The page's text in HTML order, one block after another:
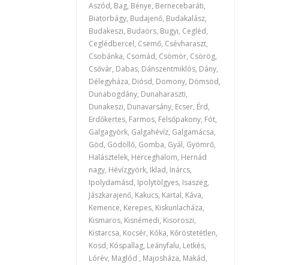
Aszód, Bag, Bénye, Bernecebaráti,
Biatorbágy, Budajenő, Budakalász,
Budakeszi, Budaörs, Bugyi, Cegléd,
Ceglédbercel, Csemő, Csévharaszt,
Csobánka, Csomád, Csömör, Csörög,
Csővár, Dabas, Dánszentmiklós, Dány,
Délegyháza, Diósd, Domony, Dömsöd,
Dunabogdány, Dunaharaszti,
Dunakeszi, Dunavarsány, Ecser, Érd,
Erdőkertes, Farmos, Felsőpakony, Fót,
Galgagyörk, Galgahévíz, Galgamácsa,
Göd, Gödöllő, Gomba, Gyál, Gyömrő,
Halásztelek, Herceghalom, Hernád
nagy, Hévízgyörk, Iklad, Inárcs,
Ipolydamásd, Ipolytölgyes, Isaszeg,
Jászkarajenő, Kakucs, Kartal, Káva,
Kemence, Kerepes, Kiskunlacháza,
Kismaros, Kisnémedi, Kisoroszi,
Kistarcsa, Kocsér, Kóka, Kőröstetétlen,
Kosd, Kóspallag, Leányfalu, Letkés,
Lórév, Maglód , Majosháza, Makád,